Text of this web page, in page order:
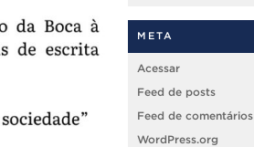
META
Acessar
Feed de posts
Feed de comentários
WordPress.org